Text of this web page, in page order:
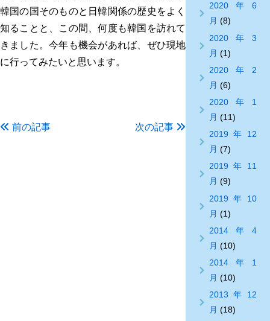
韓国の国そのものと日韓関係の歴史をよく
知ることと、この間、何度も韓国を訪れて
きました。今年も機会があれば、ぜひ現地
に行ってみたいと思います。
前の記事 次の記事
2020年6
月 (8)
2020年3
月 (1)
2020年2
月 (6)
2020年1
月 (11)
2019年12
月 (7)
2019年11
月 (9)
2019年10
月 (1)
2014年4
月 (10)
2014年1
月 (10)
2013年12
月 (18)